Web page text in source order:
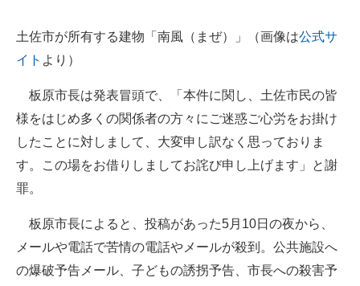
土佐市が所有する建物「南風（まぜ）」（画像は公式サ
イト より）
板原市長は発表冒頭で、「本件に関し、土佐市民の皆
様をはじめ多くの関係者の方々にご迷惑ご心労をお掛け
したことに対しまして、大変申し訳なく思っておりま
す。この場をお借りしましてお詫び申し上げます」と謝
罪。
板原市長によると、投稿があった5月10日の夜から、
メールや電話で苦情の電話やメールが殺到。公共施設へ
の爆破予告メール、子どもの誘拐予告、市長への殺害予